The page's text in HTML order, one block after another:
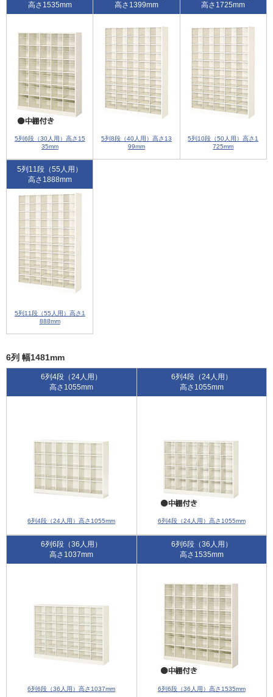
高さ1535mm
5列6段（30人用）高さ15
35mm
高さ1399mm
5列8段（40人用）高さ13
99mm
高さ1725mm
5列10段（50人用）高さ1
725mm
5列11段（55人用）
高さ1888mm
5列11段（55人用）高さ1
888mm
6列 幅1481mm
6列4段（24人用）
高さ1055mm
6列4段（24人用）高さ1055mm
6列4段（24人用）
高さ1055mm
6列4段（24人用）高さ1055mm
6列6段（36人用）
高さ1037mm
6列6段（36人用）高さ1037mm
6列6段（36人用）
高さ1535mm
6列6段（36人用）高さ1535mm